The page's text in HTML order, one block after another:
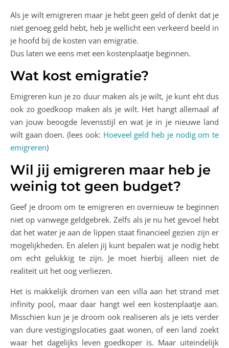
Als je wilt emigreren maar je hebt geen geld of denkt dat je
niet genoeg geld hebt, heb je wellicht een verkeerd beeld in
je hoofd bij de kosten van emigratie.
Dus laten we eens met een kostenplaatje beginnen.
Wat kost emigratie?
Emigreren kun je zo duur maken als je wilt, je kunt eht dus
ook zo goedkoop maken als je wilt. Het hangt allemaal af
van jouw beoogde levensstijl en wat je in je nieuwe land
wilt gaan doen. (lees ook: Hoeveel geld heb je nodig om te
emigreren)
Wil jij emigreren maar heb je
weinig tot geen budget?
Geef je droom om te emigreren en overnieuw te beginnen
niet op vanwege geldgebrek. Zelfs als je nu het gevoel hebt
dat het water je aan de lippen staat financieel gezien zijn er
mogelijkheden. En alelen jij kunt bepalen wat je nodig hebt
om echt gelukkig te zijn. Je moet hierbij alleen niet de
realiteit uit het oog verliezen.
Het is makkelijk dromen van een villa aan het strand met
infinity pool, maar daar hangt wel een kostenplaatje aan.
Misschien kun je je droom ook realiseren als je iets verder
van dure vestigingslocaties gaat wonen, of een land zoekt
waar het dagelijks leven goedkoper is. Maar uiteindelijk